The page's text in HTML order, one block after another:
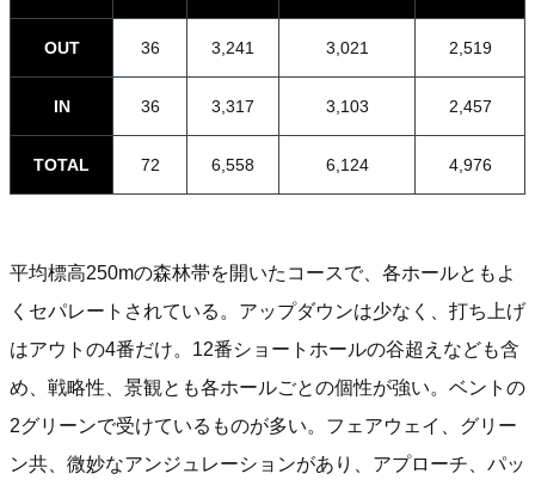
OUT 36 3,241 3,021 2,519
IN 36 3,317 3,103 2,457
TOTAL 72 6,558 6,124 4,976
平均標高250mの森林帯を開いたコースで、各ホールともよ
くセパレートされている。アップダウンは少なく、打ち上げ
はアウトの4番だけ。12番ショートホールの谷超えなども含
め、戦略性、景観とも各ホールごとの個性が強い。ベントの
2グリーンで受けているものが多い。フェアウェイ、グリー
ン共、微妙なアンジュレーションがあり、アプローチ、パッ